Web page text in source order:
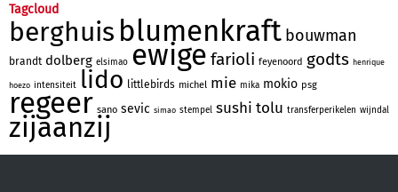
Tagcloud
berghuis blumenkraft bouwman
brandt dolberg elsimao ewige farioli feyenoord godts henrique
hoezo intensiteit lido littlebirds michel mie mika mokio psg
regeer sano sevic simao stempel sushi tolu transferperikelen wijndal
zijaanzij